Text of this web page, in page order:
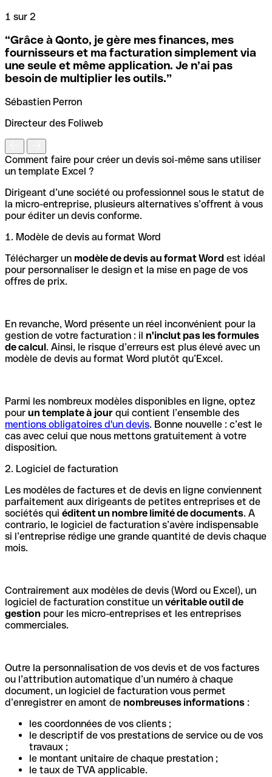
1 sur 2
“Grâce à Qonto, je gère mes finances, mes
fournisseurs et ma facturation simplement via
une seule et même application. Je n’ai pas
besoin de multiplier les outils.”
Sébastien Perron
Directeur des Foliweb
Comment faire pour créer un devis soi-même sans utiliser
un template Excel ?
Dirigeant d’une société ou professionnel sous le statut de
la micro-entreprise, plusieurs alternatives s’offrent à vous
pour éditer un devis conforme.
1. Modèle de devis au format Word
Télécharger un modèle de devis au format Word est idéal
pour personnaliser le design et la mise en page de vos
offres de prix.
En revanche, Word présente un réel inconvénient pour la
gestion de votre facturation : il n'inclut pas les formules
de calcul. Ainsi, le risque d’erreurs est plus élevé avec un
modèle de devis au format Word plutôt qu’Excel.
Parmi les nombreux modèles disponibles en ligne, optez
pour un template à jour qui contient l’ensemble des
mentions obligatoires d'un devis. Bonne nouvelle : c’est le
cas avec celui que nous mettons gratuitement à votre
disposition.
2. Logiciel de facturation
Les modèles de factures et de devis en ligne conviennent
parfaitement aux dirigeants de petites entreprises et de
sociétés qui éditent un nombre limité de documents. A
contrario, le logiciel de facturation s’avère indispensable
si l’entreprise rédige une grande quantité de devis chaque
mois.
Contrairement aux modèles de devis (Word ou Excel), un
logiciel de facturation constitue un véritable outil de
gestion pour les micro-entreprises et les entreprises
commerciales.
Outre la personnalisation de vos devis et de vos factures
ou l’attribution automatique d’un numéro à chaque
document, un logiciel de facturation vous permet
d’enregistrer en amont de nombreuses informations :
les coordonnées de vos clients ;
le descriptif de vos prestations de service ou de vos
travaux ;
le montant unitaire de chaque prestation ;
le taux de TVA applicable.